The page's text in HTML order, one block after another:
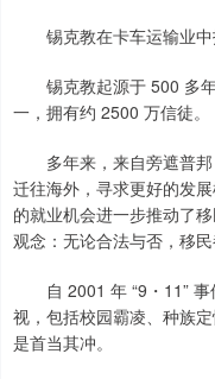
锡克教在卡车运输业中
锡克教起源于 500 多年
一，拥有约 2500 万信徒。
多年来，来自旁遮普邦
迁往海外，寻求更好的发
的就业机会进一步推动了
观念：无论合法与否，移
自 2001 年 “9・11” 事
视，包括校园霸凌、种族
是首当其冲。